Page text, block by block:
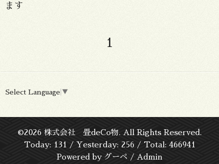
ます
1
Select Language ▼
©2026 株式会社 畳deCo物. All Rights Reserved.
Today: 131 / Yesterday: 256 / Total: 466941
Powered by グーペ / Admin